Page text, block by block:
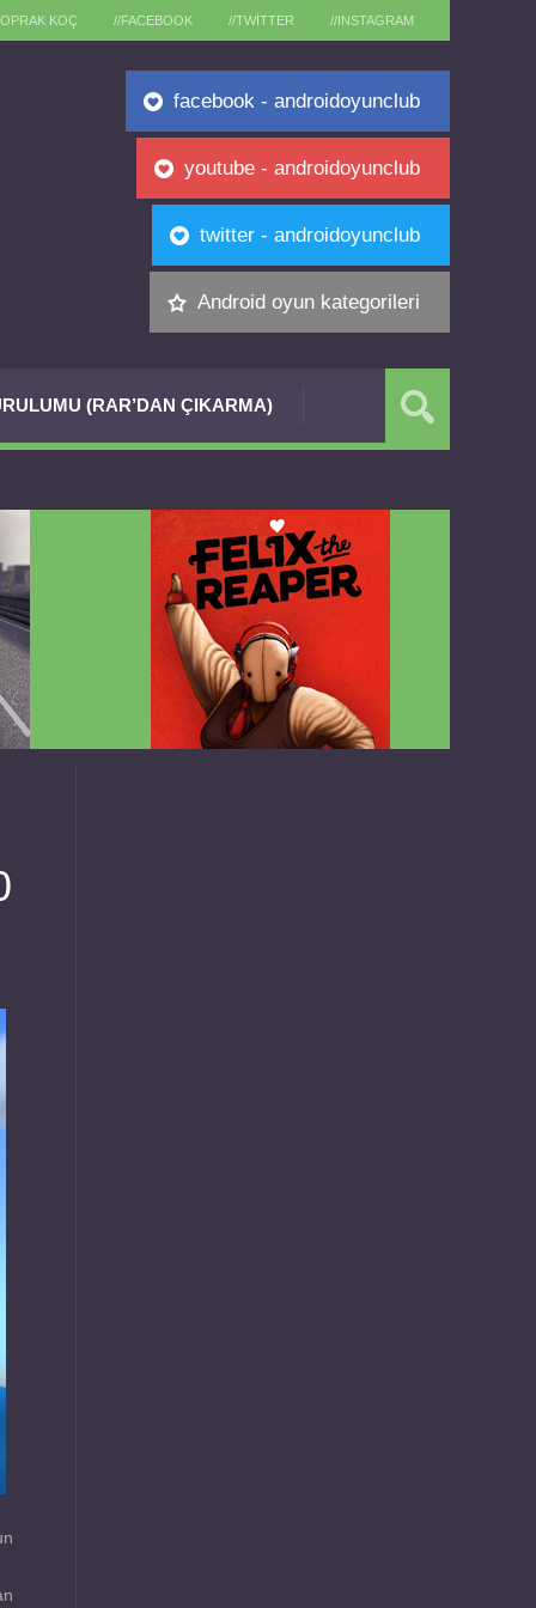
KOÇ //FACEBOOK //TWITTER //INSTAGRAM
facebook - androidoyunclub
youtube - androidoyunclub
twitter - androidoyunclub
Android oyun kategorileri
(RAR’DAN ÇIKARMA)